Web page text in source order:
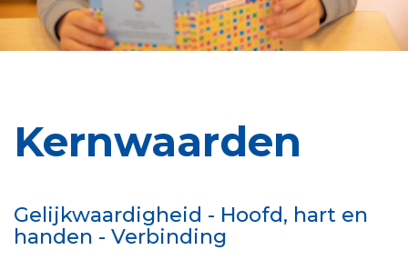
Contact
Kernwaarden
Gelijkwaardigheid - Hoofd, hart en
handen - Verbinding